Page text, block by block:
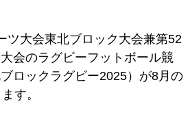
ツ大会東北ブロック大会兼第52
会のラグビーフットボール競
ロックラグビー2025）が8月の
す。